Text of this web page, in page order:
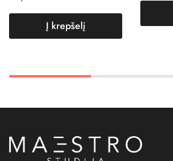
Į krepšelį